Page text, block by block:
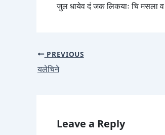
जुल धायेव दं जक लिकयाः चि मसला व
PREVIOUS
यलेचिने
Leave a Reply